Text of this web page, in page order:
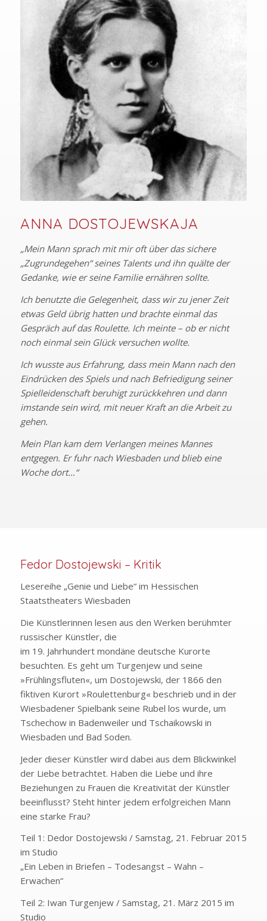
ANNA DOSTOJEWSKAJA
„Mein Mann sprach mit mir oft über das sichere
„Zugrundegehen“ seines Talents und ihn quälte der
Gedanke, wie er seine Familie ernähren sollte.
Ich benutzte die Gelegenheit, dass wir zu jener Zeit
etwas Geld übrig hatten und brachte einmal das
Gespräch auf das Roulette. Ich meinte – ob er nicht
noch einmal sein Glück versuchen wollte.
Ich wusste aus Erfahrung, dass mein Mann nach den
Eindrücken des Spiels und nach Befriedigung seiner
Spielleidenschaft beruhigt zurückkehren und dann
imstande sein wird, mit neuer Kraft an die Arbeit zu
gehen.
Mein Plan kam dem Verlangen meines Mannes
entgegen. Er fuhr nach Wiesbaden und blieb eine
Woche dort…“
Fedor Dostojewski – Kritik
Lesereihe „Genie und Liebe“ im Hessischen
Staatstheaters Wiesbaden
Die Künstlerinnen lesen aus den Werken berühmter
russischer Künstler, die
im 19. Jahrhundert mondäne deutsche Kurorte
besuchten. Es geht um Turgenjew und seine
»Frühlingsfluten«, um Dostojewski, der 1866 den
fiktiven Kurort »Roulettenburg« beschrieb und in der
Wiesbadener Spielbank seine Rubel los wurde, um
Tschechow in Badenweiler und Tschaikowski in
Wiesbaden und Bad Soden.
Jeder dieser Künstler wird dabei aus dem Blickwinkel
der Liebe betrachtet. Haben die Liebe und ihre
Beziehungen zu Frauen die Kreativität der Künstler
beeinflusst? Steht hinter jedem erfolgreichen Mann
eine starke Frau?
Teil 1: Dedor Dostojewski / Samstag, 21. Februar 2015
im Studio
„Ein Leben in Briefen – Todesangst – Wahn –
Erwachen“
Teil 2: Iwan Turgenjew / Samstag, 21. März 2015 im
Studio